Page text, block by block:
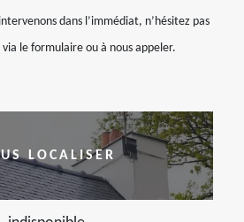
dans l’immédiat, n’hésitez pas
le formulaire ou à nous appeler.
LOCALISER